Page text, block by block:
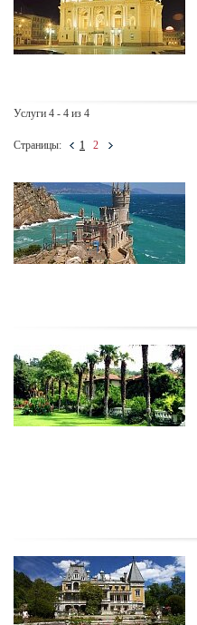
Услуги 4 - 4 из 4
Страницы: 1 2